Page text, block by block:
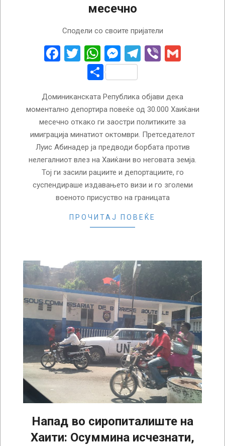
месечно
Сподели со своите пријатели
Facebook
Twitter
WhatsApp
Messenger
Telegram
Viber
Share
Доминиканската Република објави дека
моментално депортира повеќе од 30.000 Хаиќани
месечно откако ги заостри политиките за
имиграција минатиот октомври. Претседателот
Луис Абинадер ја предводи борбата против
нелегалниот влез на Хаиќани во неговата земја.
Тој ги засили рациите и депортациите, го
суспендираше издавањето визи и го зголеми
военото присуство на границата
ПРОЧИТАЈ ПОВЕЌЕ
Напад во сиропиталиште на
Хаити: Осуммина исчезнати,